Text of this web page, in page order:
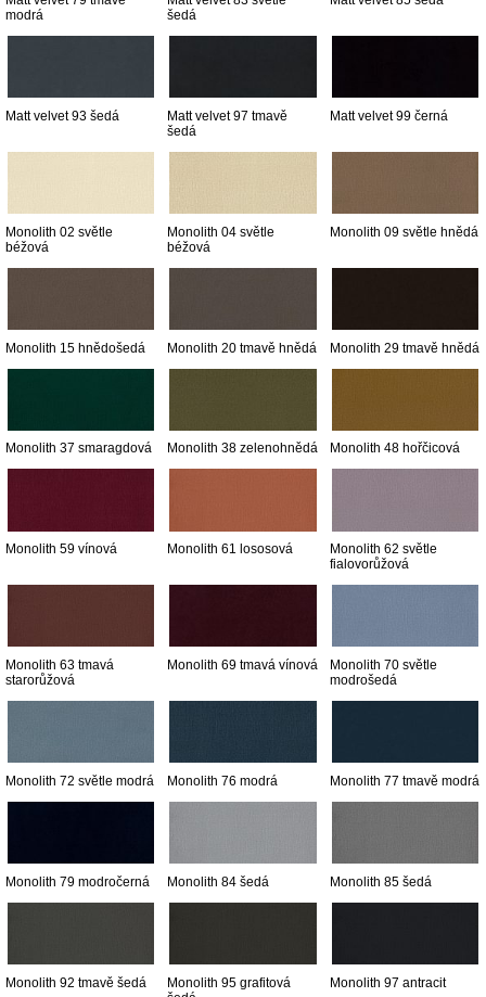
modrá
šedá
Matt velvet 93 šedá
Matt velvet 97 tmavě
šedá
Matt velvet 99 černá
Monolith 02 světle
béžová
Monolith 04 světle
béžová
Monolith 09 světle hnědá
Monolith 15 hnědošedá Monolith 20 tmavě hnědá Monolith 29 tmavě hnědá
Monolith 37 smaragdová Monolith 38 zelenohnědá Monolith 48 hořčicová
Monolith 59 vínová Monolith 61 lososová
Monolith 62 světle
fialovorůžová
Monolith 63 tmavá
starorůžová
Monolith 69 tmavá vínová
Monolith 70 světle
modrošedá
Monolith 72 světle modrá Monolith 76 modrá Monolith 77 tmavě modrá
Monolith 79 modročerná Monolith 84 šedá Monolith 85 šedá
Monolith 92 tmavě šedá
Monolith 95 grafitová
Monolith 97 antracit